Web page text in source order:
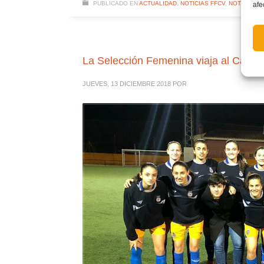
PUBLICADO EN ACTUALIDAD, NOTICIAS FFCV, NOTICIAS
La Selección Femenina viaja al
JUEVES, 13 DICIEMBRE 2018 POR